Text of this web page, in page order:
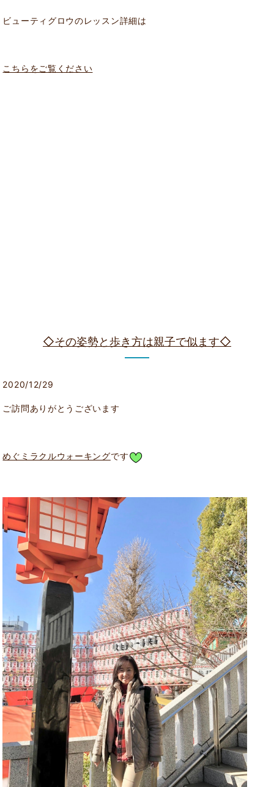
ビューティグロウのレッスン詳細は
こちらをご覧ください
◇その姿勢と歩き方は親子で似ます◇
2020/12/29
ご訪問ありがとうございます
めぐミラクルウォーキングです